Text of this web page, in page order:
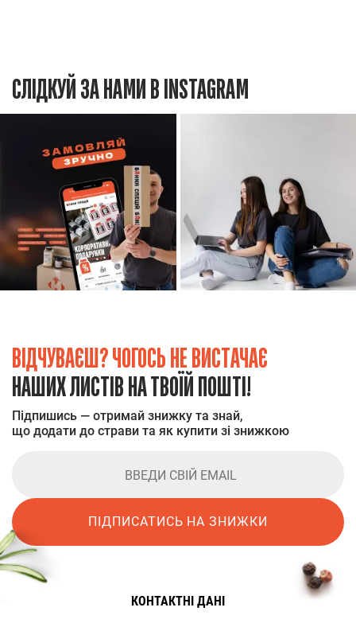
СЛІДКУЙ ЗА НАМИ В INSTAGRAM
ВІДЧУВАЄШ? ЧОГОСЬ НЕ ВИСТАЧАЄ
НАШИХ ЛИСТІВ НА ТВОЇЙ ПОШТІ!
Підпишись — отримай знижку та знай,
що додати до страви та як купити зі знижкою
ПІДПИСАТИСЬ НА ЗНИЖКИ
КОНТАКТНІ ДАНІ